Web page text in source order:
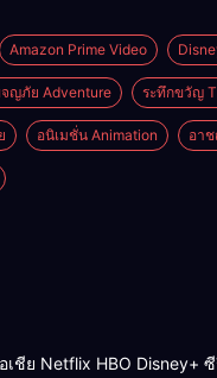
Amazon Prime Video
ญภัย Adventure ระทึกขวัญ
อนิเมชั่น Animation อา
ชีย Netflix HBO Disney+